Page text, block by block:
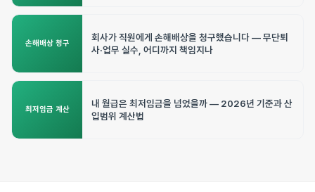
손해배상 청구
회사가 직원에게 손해배상을 청구했습니다 — 무단퇴
사·업무 실수, 어디까지 책임지나
최저임금 계산
내 월급은 최저임금을 넘었을까 — 2026년 기준과 산
입범위 계산법